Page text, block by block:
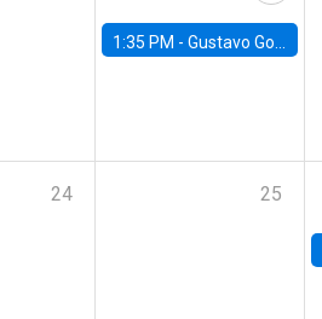
1:35 PM - Gustavo González, Banco Central de Chile
24 25